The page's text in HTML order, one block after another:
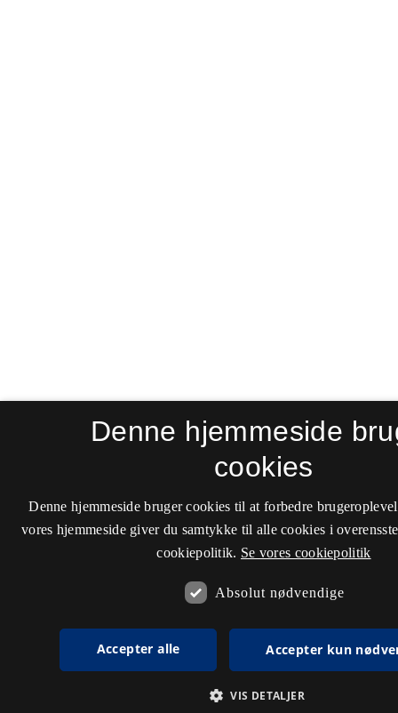
Denne hjemmeside
cookies
Denne hjemmeside bruger cookies til at forbedre
vores hjemmeside giver du samtykke til alle cookies i
cookiepolitik. Se vores cookiepolitik
Absolut nødvendige
Accepter alle Accepter kun
VIS DETALJER